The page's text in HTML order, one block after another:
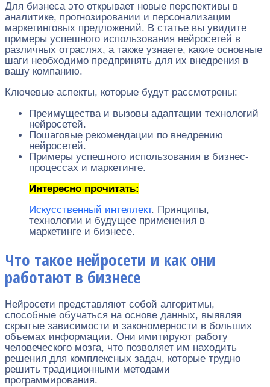
Для бизнеса это открывает новые перспективы в
аналитике, прогнозировании и персонализации
маркетинговых предложений. В статье вы увидите
примеры успешного использования нейросетей в
различных отраслях, а также узнаете, какие основные
шаги необходимо предпринять для их внедрения в
вашу компанию.
Ключевые аспекты, которые будут рассмотрены:
Преимущества и вызовы адаптации технологий
нейросетей.
Пошаговые рекомендации по внедрению
нейросетей.
Примеры успешного использования в бизнес-
процессах и маркетинге.
Интересно прочитать:
Искусственный интеллект. Принципы,
технологии и будущее применения в
маркетинге и бизнесе.
Что такое нейросети и как они
работают в бизнесе
Нейросети представляют собой алгоритмы,
способные обучаться на основе данных, выявляя
скрытые зависимости и закономерности в больших
объемах информации. Они имитируют работу
человеческого мозга, что позволяет им находить
решения для комплексных задач, которые трудно
решить традиционными методами
программирования.